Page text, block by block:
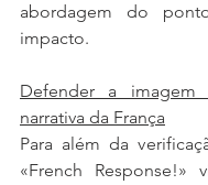
abordagem do
impacto.
Defender a
narrativa da França
Para além da
«French Response!»